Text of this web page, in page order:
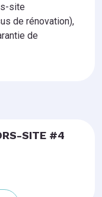
site
de rénovation),
de
SITE #4